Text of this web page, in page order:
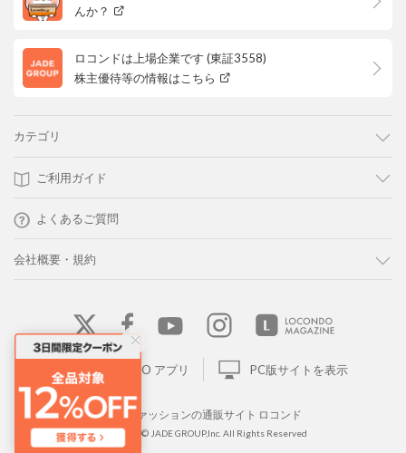
んか？
ロコンドは上場企業です (東証3558)
株主優待等の情報はこちら
カテゴリ
ご利用ガイド
よくあるご質問
会社概要・規約
LOCONDO アプリ PC版サイトを表示
靴とファッションの通販サイト ロコンド
Copyright © JADE GROUP,Inc. All Rights Reserved